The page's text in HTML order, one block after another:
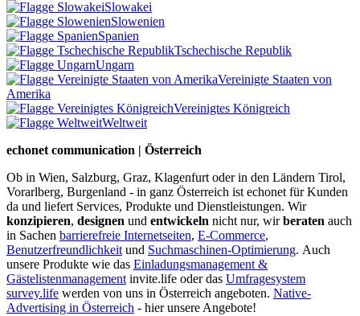
Slowakei
Slowenien
Spanien
Tschechische Republik
Ungarn
Vereinigte Staaten von
Amerika
Vereinigtes Königreich
Weltweit
echonet communication | Österreich
Ob in Wien, Salzburg, Graz, Klagenfurt oder in den Ländern Tirol,
Vorarlberg, Burgenland - in ganz Österreich ist echonet für Kunden
da und liefert Services, Produkte und Dienstleistungen. Wir
konzipieren, designen und entwickeln nicht nur, wirberaten auch
in Sachen barrierefreie Internetseiten, E-Commerce,
Benutzerfreundlichkeit und Suchmaschinen-Optimierung. Auch
unsere Produkte wie das Einladungsmanagement &
Gästelistenmanagement invite.life oder das Umfragesystem
survey.life werden von uns in Österreich angeboten. Native-
Advertising in Österreich - hier unsere Angebote!